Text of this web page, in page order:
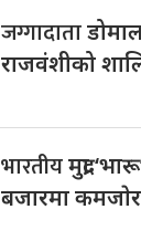
जग्गादाता
राजवंशीको
भारतीयमुद्रा
बजारमा कमजाेर